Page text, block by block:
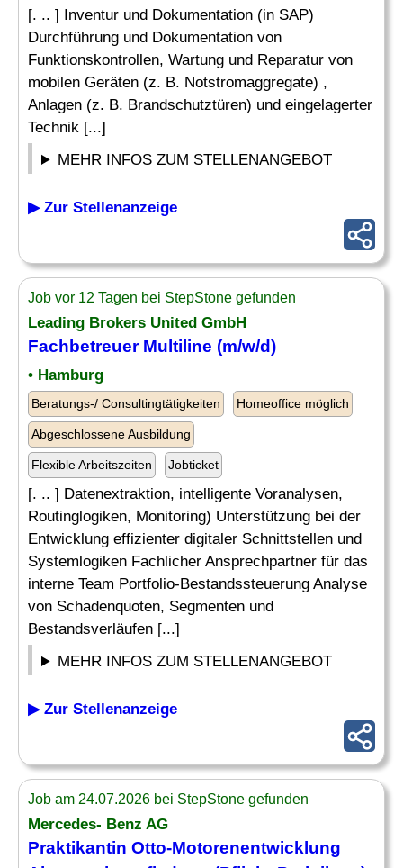
[. .. ] Inventur und Dokumentation (in SAP)
Durchführung und Dokumentation von
Funktionskontrollen, Wartung und Reparatur von
mobilen Geräten (z. B. Notstromaggregate) ,
Anlagen (z. B. Brandschutztüren) und eingelagerter
Technik [...]
MEHR INFOS ZUM STELLENANGEBOT
▶ Zur Stellenanzeige
Job vor 12 Tagen bei StepStone gefunden
Leading Brokers United GmbH
Fachbetreuer Multiline (m/w/d)
• Hamburg
Beratungs-/ Consultingtätigkeiten Homeoffice möglich
Abgeschlossene Ausbildung
Flexible Arbeitszeiten Jobticket
[. .. ] Datenextraktion, intelligente Voranalysen,
Routinglogiken, Monitoring) Unterstützung bei der
Entwicklung effizienter digitaler Schnittstellen und
Systemlogiken Fachlicher Ansprechpartner für das
interne Team Portfolio-Bestandssteuerung Analyse
von Schadenquoten, Segmenten und
Bestandsverläufen [...]
MEHR INFOS ZUM STELLENANGEBOT
▶ Zur Stellenanzeige
Job am 24.07.2026 bei StepStone gefunden
Mercedes- Benz AG
Praktikantin Otto-Motorenentwicklung